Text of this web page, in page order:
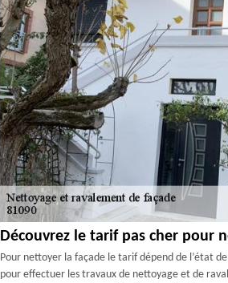
Découvrez le tarif pas cher pour
Pour nettoyer la façade le tarif dépend de l’état
pour effectuer les travaux de nettoyage et de